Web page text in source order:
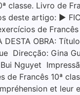
classe. Livro de
deste artigo: ▶
de Francês
OBRA:
Direcção: Gina
Nguyet
de Francês 10ª
et